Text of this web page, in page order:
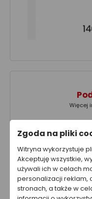
Więcej
Wybierz typ folii:
Ilość:
Ta strona została
żadnym wypadku
być wykorzystywane
Zgoda na pliki
Witryna wykorzystuje
Akceptuję wszystkie,
używali ich w celach
personalizacji reklam,
stronach, a także w